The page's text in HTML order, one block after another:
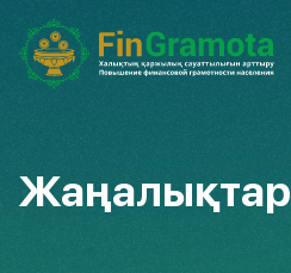
Жаңалықтар